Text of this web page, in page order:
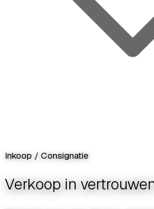
Inkoop / Consignatie
Verkoop in